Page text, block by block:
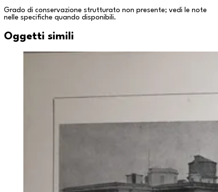
Grado di conservazione strutturato non presente; vedi le note
nelle specifiche quando disponibili.
Oggetti simili